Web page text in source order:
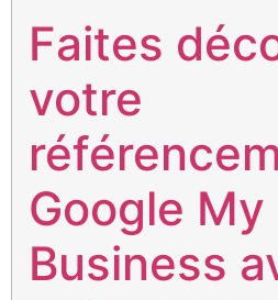
Faites
votre
Google My
Business